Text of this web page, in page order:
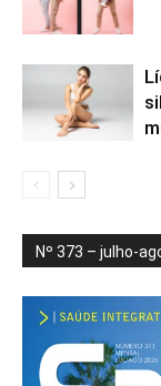
Nº 373 – julho-